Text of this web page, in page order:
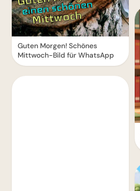
Guten Morgen! Schönes
Mittwoch-Bild für WhatsApp